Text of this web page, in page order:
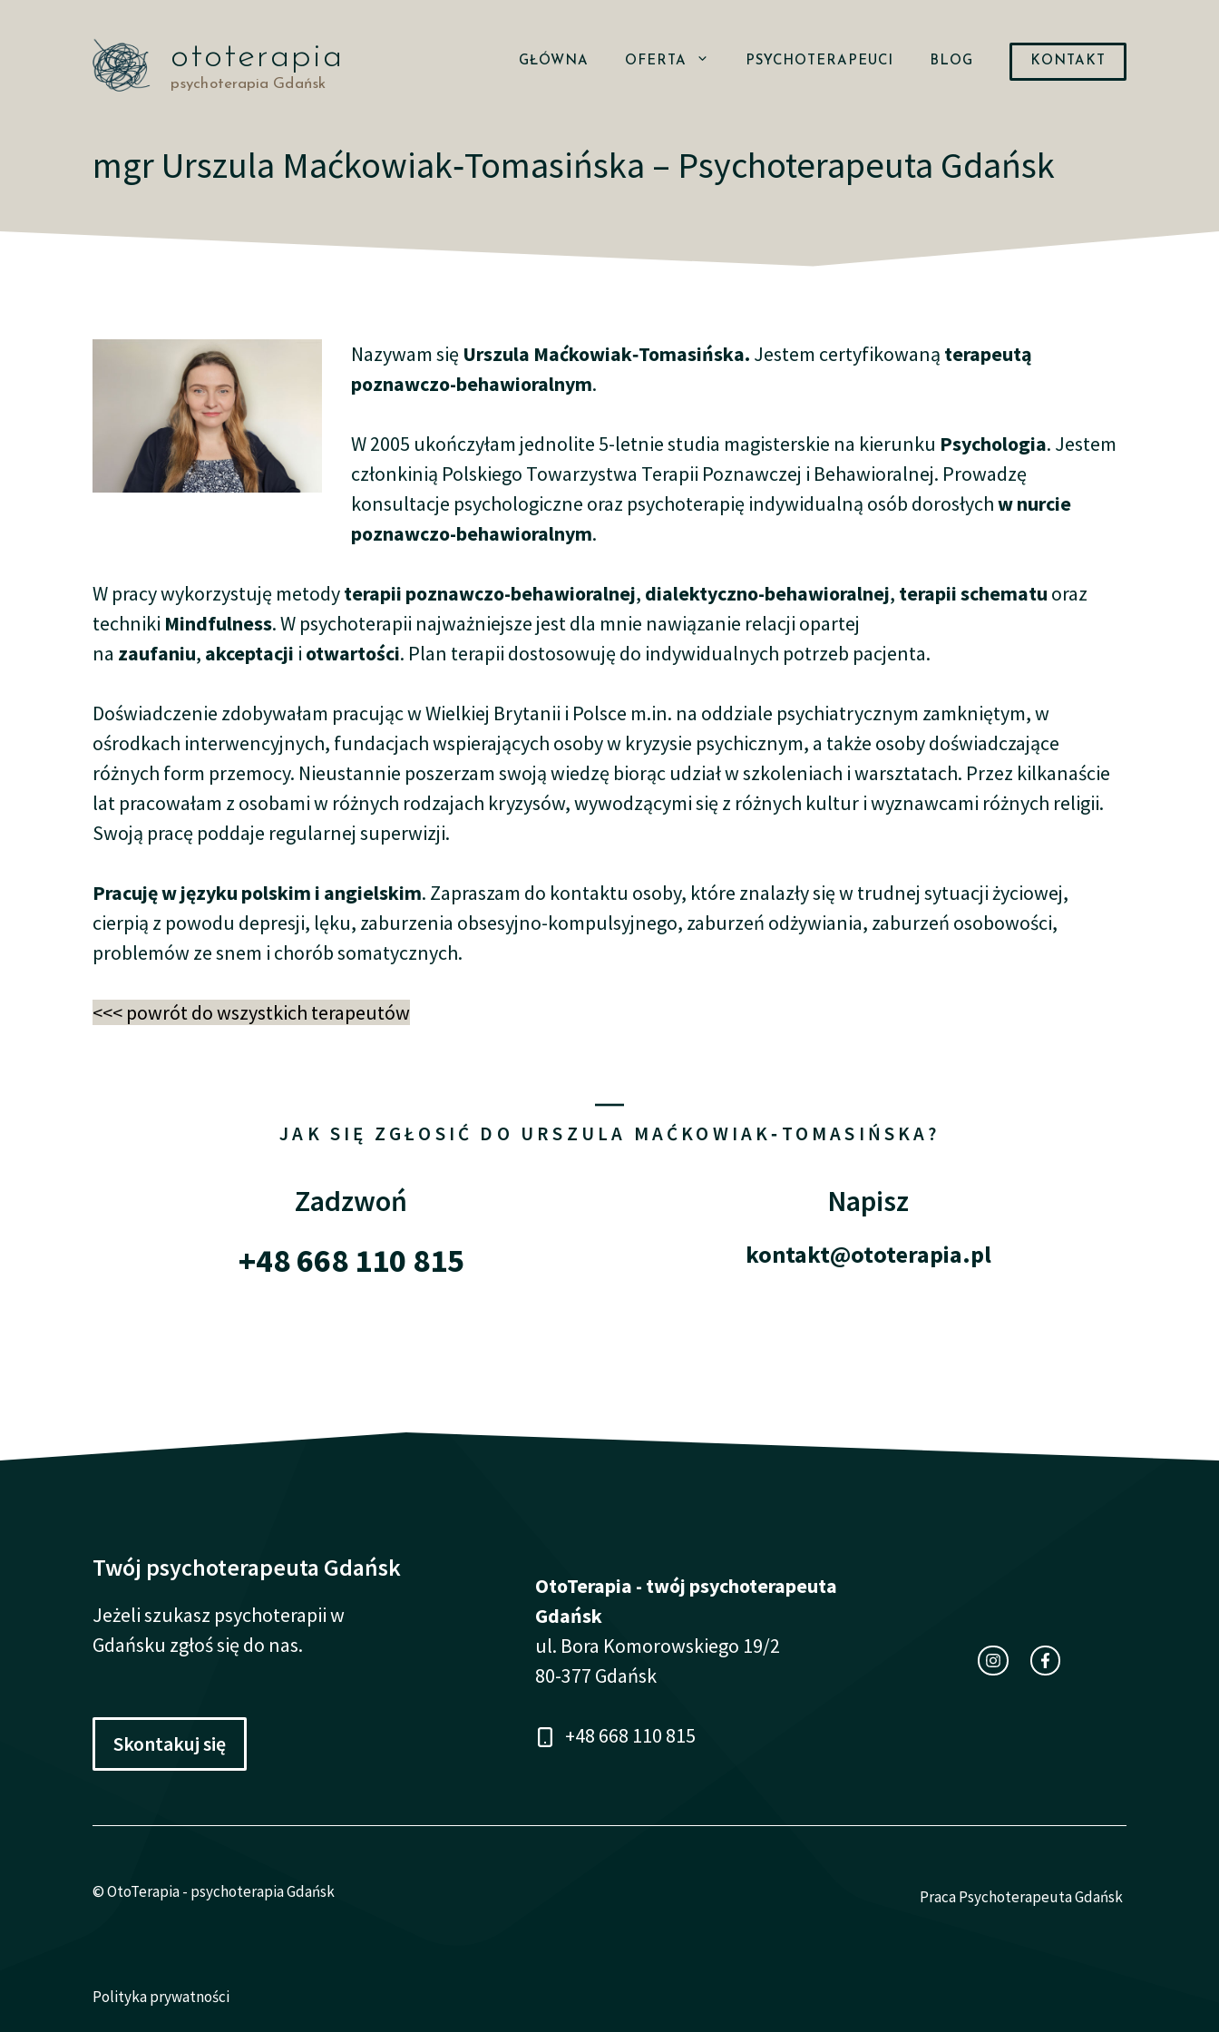
ototerapia
psychoterapia Gdańsk
GŁÓWNA OFERTA PSYCHOTERAPEUCI BLOG KONTAKT
mgr Urszula Maćkowiak‐Tomasińska – Psychoterapeuta Gdańsk
Nazywam się Urszula Maćkowiak‐Tomasińska. Jestem certyfikowaną terapeutą
poznawczo-behawioralnym.
W 2005 ukończyłam jednolite 5-letnie studia magisterskie na kierunku Psychologia. Jestem
członkinią Polskiego Towarzystwa Terapii Poznawczej i Behawioralnej. Prowadzę
konsultacje psychologiczne oraz psychoterapię indywidualną osób dorosłychw nurcie
poznawczo-behawioralnym.
W pracy wykorzystuję metodyterapii poznawczo-behawioralnej, dialektyczno-behawioralnej, terapii schematu oraz
techniki Mindfulness. W psychoterapii najważniejsze jest dla mnie nawiązanie relacji opartej
na zaufaniu, akceptacji i otwartości. Plan terapii dostosowuję do indywidualnych potrzeb pacjenta.
Doświadczenie zdobywałam pracując w Wielkiej Brytanii i Polsce m.in. na oddziale psychiatrycznym zamkniętym, w
ośrodkach interwencyjnych, fundacjach wspierających osoby w kryzysie psychicznym, a także osoby doświadczające
różnych form przemocy. Nieustannie poszerzam swoją wiedzę biorąc udział w szkoleniach i warsztatach. Przez kilkanaście
lat pracowałam z osobami w różnych rodzajach kryzysów, wywodzącymi się z różnych kultur i wyznawcami różnych religii.
Swoją pracę poddaje regularnej superwizji.
Pracuję w języku polskim i angielskim. Zapraszam do kontaktu osoby, które znalazły się w trudnej sytuacji życiowej,
cierpią z powodu depresji, lęku, zaburzenia obsesyjno-kompulsyjnego, zaburzeń odżywiania, zaburzeń osobowości,
problemów ze snem i chorób somatycznych.
<<< powrót do wszystkich terapeutów
JAK SIĘ ZGŁOSIĆ DO URSZULA MAĆKOWIAK‐TOMASIŃSKA?
Zadzwoń
+48 668 110 815
Napisz
kontakt@ototerapia.pl
Twój psychoterapeuta Gdańsk
Jeżeli szukasz psychoterapii w
Gdańsku zgłoś się do nas.
Skontakuj się
OtoTerapia - twój psychoterapeuta
Gdańsk
ul. Bora Komorowskiego 19/2
80-377 Gdańsk
+48 668 110 815
© OtoTerapia - psychoterapia Gdańsk Praca Psychoterapeuta Gdańsk
Polityka prywatności